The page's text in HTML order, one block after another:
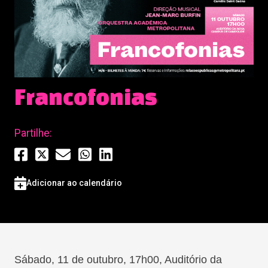
Francofonias
Partilhe:
Adicionar ao calendário
Sábado, 11 de outubro, 17h00, Auditório da